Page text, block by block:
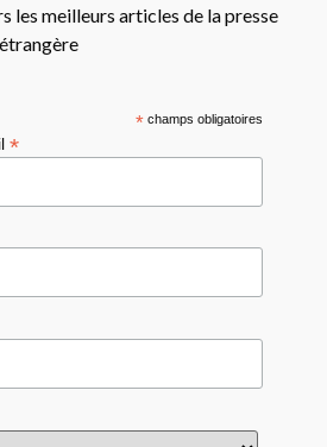
les meilleurs articles de la presse
*champs obligatoires
*